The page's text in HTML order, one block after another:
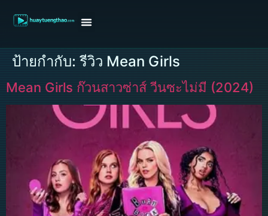
ป้ายกำกับ: รีวิว Mean Girls
Mean Girls ก๊วนสาวซ่าส์ วีนซะไม่มี (2024)